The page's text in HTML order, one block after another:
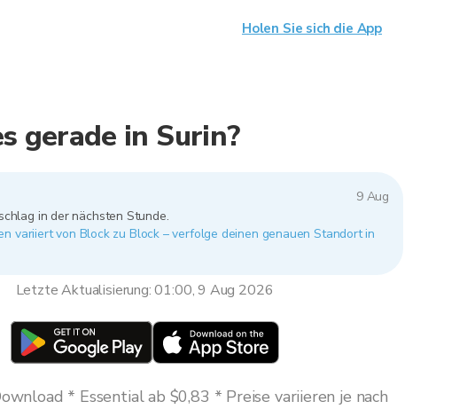
gerade in Surin?
9 Aug
in der nächsten Stunde.
variiert von Block zu Block – verfolge deinen genauen Standort in
Letzte Aktualisierung: 01:00, 9 Aug 2026
* Essential ab $0,83 * Preise variieren je nach
Holen Sie sich die App